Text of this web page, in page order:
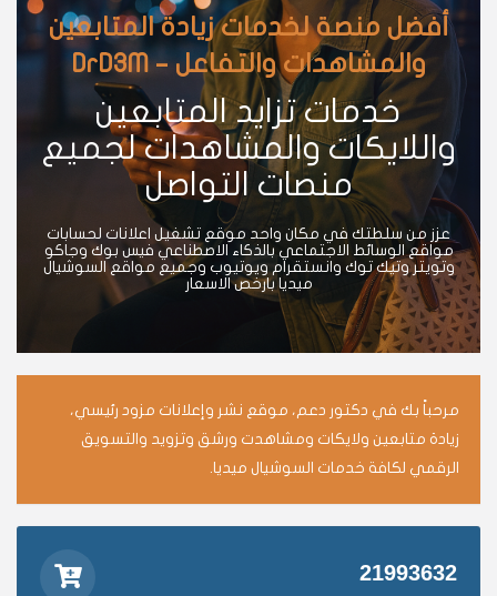
أفضل منصة لخدمات زيادة المتابعين
والمشاهدات والتفاعل – DrD3M
خدمات تزايد المتابعين
واللايكات والمشاهدات لجميع
منصات التواصل
عزز من سلطتك في مكان واحد موقع تشغيل اعلانات لحسابات
مواقع الوسائط الاجتماعي بالذكاء الاصطناعي فيس بوك وجاكو
وتويتر وتيك توك وانستقرام ويوتيوب وجميع مواقع السوشيال
ميديا بارخص الاسعار
مرحباً بك في دكتور دعم، موقع نشر وإعلانات مزود رئيسي،
زيادة متابعين ولايكات ومشاهدت ورشق وتزويد والتسويق
الرقمي لكافة خدمات السوشيال ميديا.
21993632